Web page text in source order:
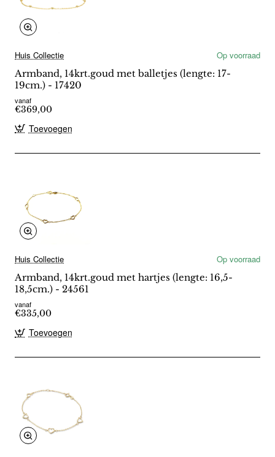
Huis Collectie
Op voorraad
Armband, 14krt.goud met balletjes (lengte: 17-
19cm.) - 17420
vanaf
€369,00
Toevoegen
Huis Collectie
Op voorraad
Armband, 14krt.goud met hartjes (lengte: 16,5-
18,5cm.) - 24561
vanaf
€335,00
Toevoegen